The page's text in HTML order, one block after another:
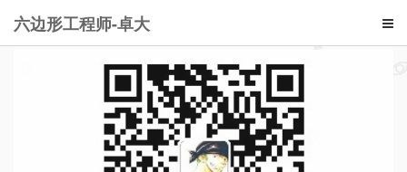
六边形工程师-卓大